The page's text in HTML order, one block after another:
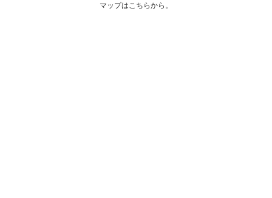
マップはこちらから。